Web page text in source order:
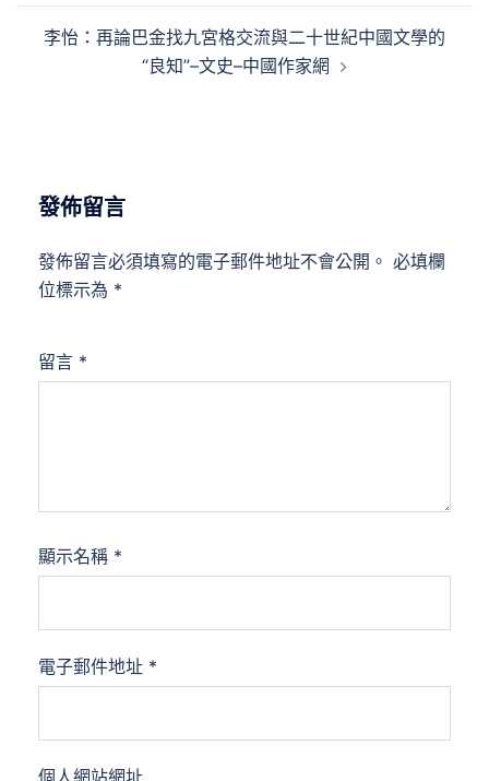
李怡：再論巴金找九宮格交流與二十世紀中國文學的
“良知”–文史–中國作家網
發佈留言
發佈留言必須填寫的電子郵件地址不會公開。 必填欄
位標示為 *
留言 *
顯示名稱 *
電子郵件地址 *
個人網站網址